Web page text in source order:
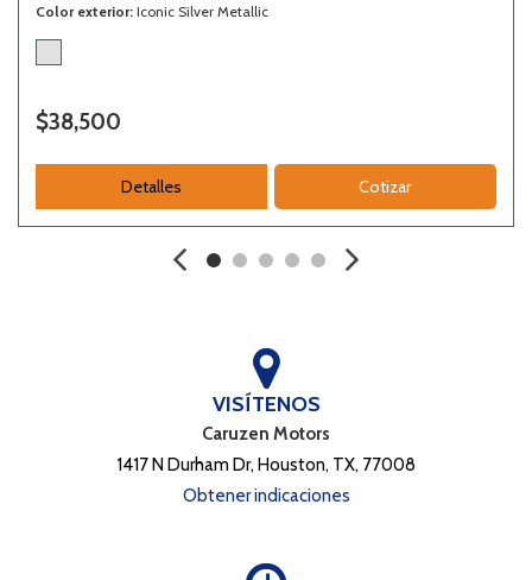
Color exterior Iconic Silver Metallic
$38,500
Detalles Cotizar
VISÍTENOS
Caruzen Motors
1417 N Durham Dr, Houston, TX, 77008
Obtener indicaciones